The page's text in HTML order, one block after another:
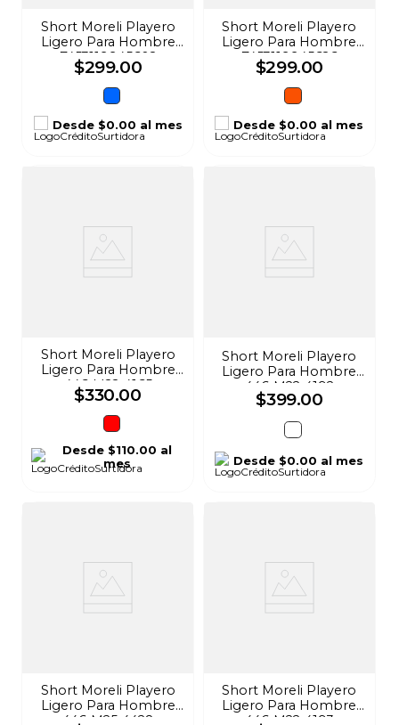
Short Moreli Playero
Ligero Para Hombre
7453119945602
$299.00
Desde$0.00 al mes
Short Moreli Playero
Ligero Para Hombre
7453119945626
$299.00
Desde $0.00 al mes
Short Moreli Playero
Ligero Para Hombre
446-M22-4165
$330.00
Desde $110.00 al
mes
Short Moreli Playero
Ligero Para Hombre
446-M22-4192
$399.00
Desde $0.00 al mes
Short Moreli Playero
Ligero Para Hombre
446-M25-4428
Short Moreli Playero
Ligero Para Hombre
446-M22-4193